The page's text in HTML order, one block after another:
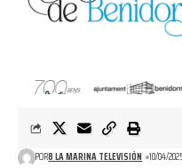
POR8 LA MARINA TELEVISIÓN 10/04/